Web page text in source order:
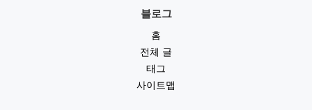
블로그
홈
전체 글
태그
사이트맵